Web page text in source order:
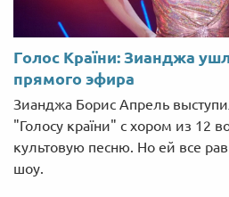
Голос Країни: Зианджа
прямого эфира
Зианджа Борис Апрель
"Голосу країни" с хором из 12
культовую песню. Но ей все
шоу.